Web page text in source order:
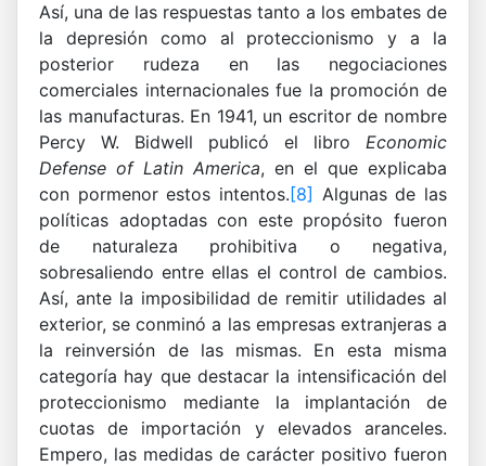
Así, una de las respuestas tanto a los embates de
la depresión como al proteccionismo y a la
posterior rudeza en las negociaciones
comerciales internacionales fue la promoción de
las manufacturas. En 1941, un escritor de nombre
Percy W. Bidwell publicó el libro Economic
Defense of Latin America, en el que explicaba
con pormenor estos intentos. [8] Algunas de las
políticas adoptadas con este propósito fueron
de naturaleza prohibitiva o negativa,
sobresaliendo entre ellas el control de cambios.
Así, ante la imposibilidad de remitir utilidades al
exterior, se conminó a las empresas extranjeras a
la reinversión de las mismas. En esta misma
categoría hay que destacar la intensificación del
proteccionismo mediante la implantación de
cuotas de importación y elevados aranceles.
Empero, las medidas de carácter positivo fueron